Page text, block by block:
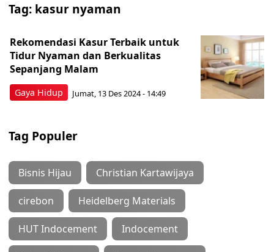
Tag: kasur nyaman
Gaya Hidup
Rekomendasi Kasur Terbaik untuk
Tidur Nyaman dan Berkualitas
Sepanjang Malam
Jumat, 13 Des 2024 - 14:49
Tag Populer
Bisnis Hijau Christian Kartawijaya
cirebon Heidelberg Materials
HUT Indocement Indocement